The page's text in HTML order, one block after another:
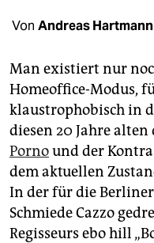
unterstützen
abo
genossenschaft
epaper login
Von Andreas Hartmann
Man existiert nur
Homeoffice-Modus,
klaustrophobisch in
diesen 20 Jahre alten
Pornound der
dem aktuellen
In der für die
Schmiede Cazzo
Regisseurs ebo hill